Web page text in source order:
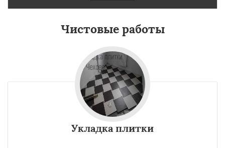
Чистовые работы
Укладка плитки